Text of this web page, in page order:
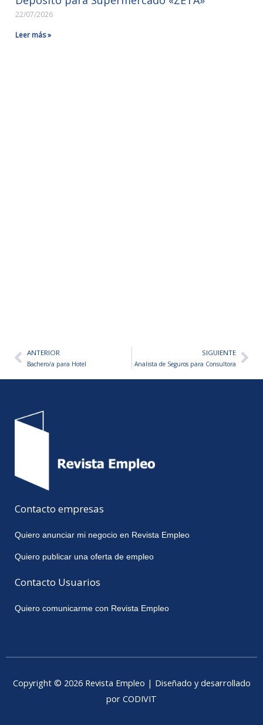
22/07/2026
Leer más »
AntANTERIOR
Bachero/a para Hotel
SIGUIENTE
Analista de Seguros para Consultora
Contacto empresas
Quiero anunciar mi negocio en Revista Empleo
Quiero publicar una oferta de empleo
Contacto Usuarios
Quiero comunicarme con Revista Empleo
Copyright © 2026 Revista Empleo | Diseñado y desarrollado
por CODIVIT